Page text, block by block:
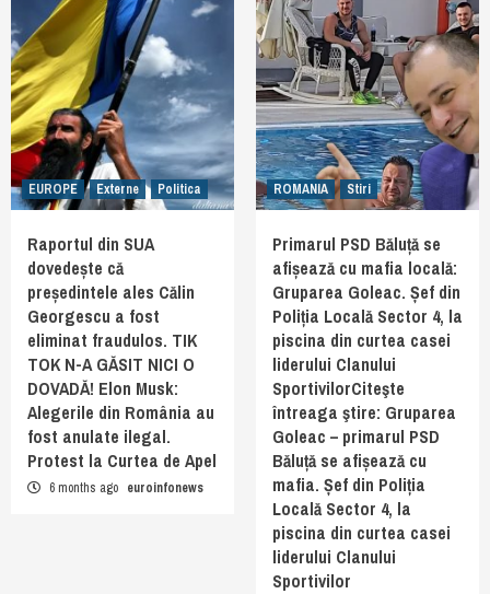
EUROPE Externe Politica
Raportul din SUA
dovedește că
președintele ales Călin
Georgescu a fost
eliminat fraudulos. TIK
TOK N-A GĂSIT NICI O
DOVADĂ! Elon Musk:
Alegerile din România au
fost anulate ilegal.
Protest la Curtea de Apel
6 months ago euroinfonews
ROMANIA Stiri
Primarul PSD Băluță se
afișează cu mafia locală:
Gruparea Goleac. Șef din
Poliția Locală Sector 4, la
piscina din curtea casei
liderului Clanului
SportivilorCiteşte
întreaga ştire: Gruparea
Goleac – primarul PSD
Băluță se afișează cu
mafia. Șef din Poliția
Locală Sector 4, la
piscina din curtea casei
liderului Clanului
Sportivilor